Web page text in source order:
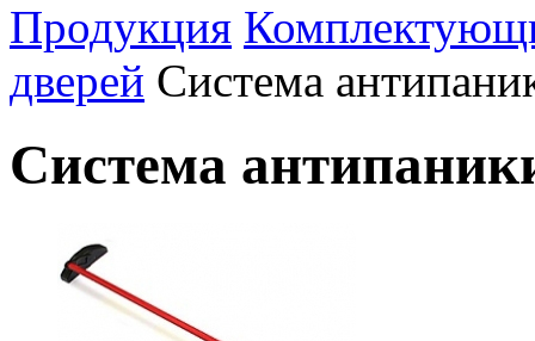
Продукция
дверей Система
Система